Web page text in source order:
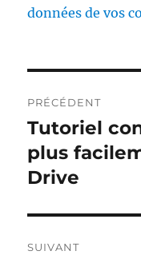
données de vos
de
l’article
PRÉCÉDENT
Publication
précédente :
Tutoriel
plus
Drive
SUIVANT